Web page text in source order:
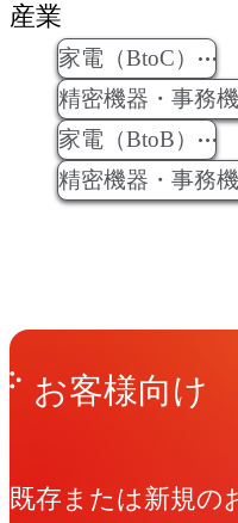
産業
家電（BtoC）
精密機器・事務機
家電（BtoB）
精密機器・事務
Get in Touch
お客様向け
既存または新規の